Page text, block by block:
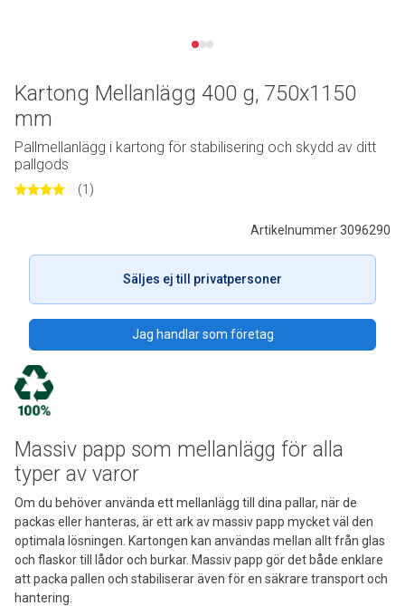
Massiv papp som mellanlägg för alla
typer av varor
Om du behöver använda ett mellanlägg till dina pallar, när de
packas eller hanteras, är ett ark av massiv papp mycket väl den
optimala lösningen. Kartongen kan användas mellan allt från glas
och flaskor till lådor och burkar. Massiv papp gör det både enklare
att packa pallen och stabiliserar även för en säkrare transport och
hantering.
Artikelnummer 3096290
Säljes ej till privatpersoner
Jag handlar som företag
Kartong Mellanlägg 400 g, 750x1150
mm
Pallmellanlägg i kartong för stabilisering och skydd av ditt
pallgods
(1)